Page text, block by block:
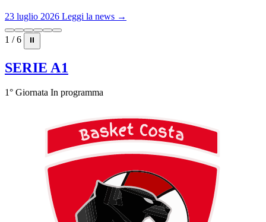
23 luglio 2026 Leggi la news →
1 / 6 ⏸
SERIE A1
1° Giornata In programma